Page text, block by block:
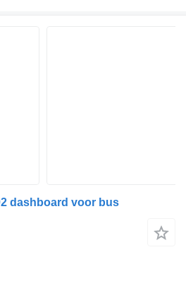
dashboard voor bus